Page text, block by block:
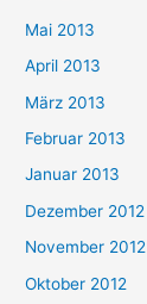
Mai 2013
April 2013
März 2013
Februar 2013
Januar 2013
Dezember 2012
November 2012
Oktober 2012